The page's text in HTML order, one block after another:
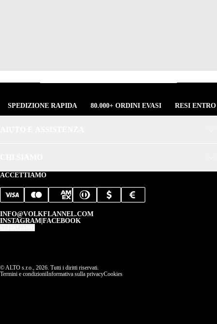
SPEDIZIONE RAPIDA 80.000+ ORDINI EVASI RESI
ACCETTIAMO
INFO@VOLKFLANNEL.COM
INSTAGRAM FACEBOOK
© ALTO s.r.o., 2026. Tutti i diritti riservati.
Termini e condizioniInformativa sulla privacyCookies